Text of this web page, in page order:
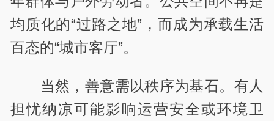
均质化的“过路之地”，而成为承载生活
百态的“城市客厅”。
当然，善意需以秩序为基石。有人
担忧纳凉可能影响运营安全或环境卫